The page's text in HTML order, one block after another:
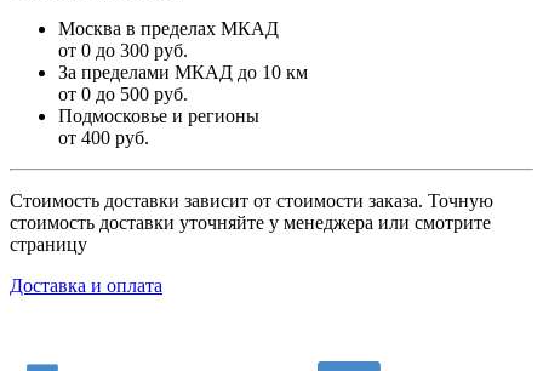
Москва в пределах МКАД
от 0 до 300 руб.
За пределами МКАД до 10 км
от 0 до 500 руб.
Подмосковье и регионы
от 400 руб.
Стоимость доставки зависит от стоимости заказа. Точную
стоимость доставки уточняйте у менеджера или смотрите
страницу
Доставка и оплата